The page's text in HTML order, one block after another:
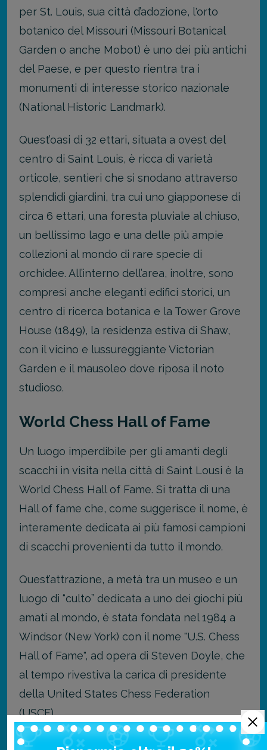
per St. Louis, sua città d’adozione, l'orto
botanico del Missouri (Missouri Botanical
Garden o anche Mobot) è uno dei più antichi
del Paese, e per questo rientra tra i
monumenti di interesse storico nazionale
(National Historic Landmark).
Quest’oasi di 32 ettari, situata a ovest del
centro di Saint Louis, è ricca di varietà
orticole, sentieri che si snodano attraverso
splendidi giardini, tra cui uno giapponese di
circa 6 ettari, una foresta pluviale al chiuso,
un bellissimo lago e una delle più ampie
collezioni al mondo di rare specie di
orchidee. All’interno dell’area, inoltre, sono
compresi anche eleganti edifici storici, un
centro di ricerca botanica e la Tower Grove
House (1849), la residenza estiva di Shaw,
con il vicino e lussureggiante Victorian
Garden e il mausoleo dove riposa il noto
studioso.
World Chess Hall of Fame
Un luogo imperdibile per gli amanti degli
scacchi in visita nella città di Saint Lousi è la
World Chess Hall of Fame. Si tratta di una
Hall of fame che, come suggerisce il nome, è
interamente dedicata ai più famosi campioni
di scacchi provenienti da tutto il mondo.
Quest’attrazione, a metà tra un museo e un
luogo di “culto” dedicata a uno dei giochi più
amati al mondo, è stata fondata nel 1984 a
Windsor (New York) con il nome "U.S. Chess
Hall of Fame", ad opera di Steven Doyle, che
al tempo rivestiva la carica di presidente
della United States Chess Federation
(USCF).
Negli anni, la sede della World of Chess Hall